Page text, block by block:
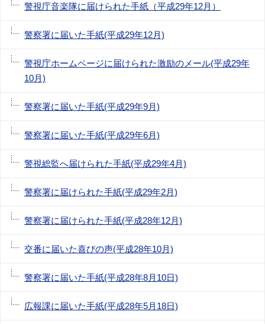
警視庁音楽隊に届けられた手紙（平成29年12月）
警察署に届いた手紙(平成29年12月)
警視庁ホームページに届けられた激励のメール(平成29年
10月)
警察署に届いた手紙(平成29年9月)
警察署に届いた手紙(平成29年6月)
警視総監へ届けられた手紙(平成29年4月)
警察署に届けられた手紙(平成29年2月)
警察署に届けられた手紙(平成28年12月)
交番に届いた喜びの声(平成28年10月)
警察署に届いた手紙(平成28年8月10日)
広報課に届いた手紙(平成28年5月18日)